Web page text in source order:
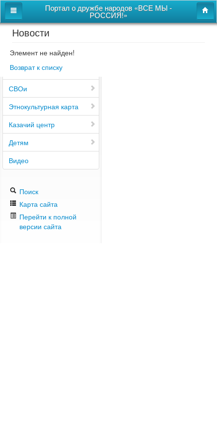
Портал о дружбе народов «ВСЕ МЫ -
РОССИЯ!»
Главная
Дом дружбы народов
Новости
СВОи
Этнокультурная карта
Казачий центр
Детям
Видео
Поиск
Карта сайта
Перейти к полной
версии сайта
Новости
Элемент не найден!
Возврат к списку